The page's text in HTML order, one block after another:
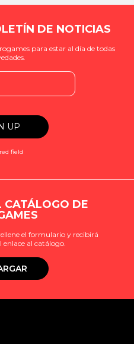
DE NOTICIAS
para estar al día de todas
field
CATÁLOGO DE
el formulario y recibirá
al catálogo.